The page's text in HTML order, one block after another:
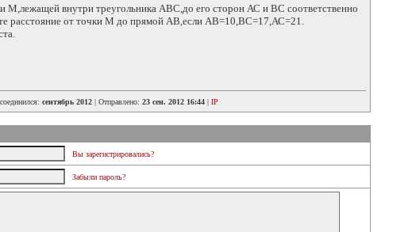
М,лежащей внутри треугольника АВС,до его сторон АС и ВС соответственно
расстояние от точки М до прямой АВ,если АВ=10,ВС=17,АС=21.
сентябрь 2012 | Отправлено: 23 сен. 2012 16:44 | IP
Вы зарегистрировались?
Забыли пароль?